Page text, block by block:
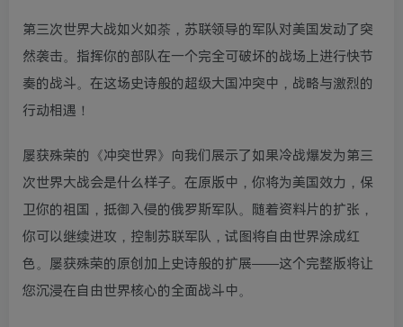
第三次世界大战如火如荼，苏联领导的军队对美国发动了突
然袭击。指挥你的部队在一个完全可破坏的战场上进行快节
奏的战斗。在这场史诗般的超级大国冲突中，战略与激烈的
行动相遇！
屡获殊荣的《冲突世界》向我们展示了如果冷战爆发为第三
次世界大战会是什么样子。在原版中，你将为美国效力，保
卫你的祖国，抵御入侵的俄罗斯军队。随着资料片的扩张，
你可以继续进攻，控制苏联军队，试图将自由世界涂成红
色。屡获殊荣的原创加上史诗般的扩展——这个完整版将让
您沉浸在自由世界核心的全面战斗中。